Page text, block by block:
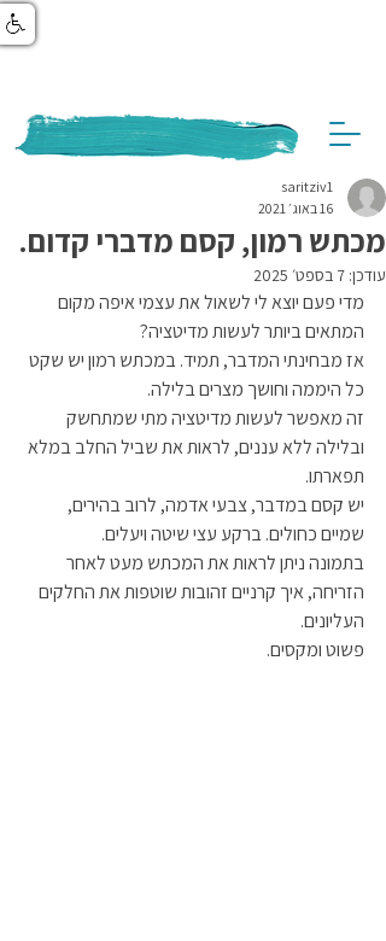
מכתש רמון, קסם מדברי קדום.
saritziv1
16 באוג׳ 2021
עודכן: 7 בספט׳ 2025
מדי פעם יוצא לי לשאול את עצמי איפה מקום
המתאים ביותר לעשות מדיטציה?
אז מבחינתי המדבר, תמיד. במכתש רמון יש שקט
כל היממה וחושך מצרים בלילה.
זה מאפשר לעשות מדיטציה מתי שמתחשק
ובלילה ללא עננים, לראות את שביל החלב במלא
תפארתו.
יש קסם במדבר, צבעי אדמה, לרוב בהירים,
שמיים כחולים. ברקע עצי שיטה ויעלים.
בתמונה ניתן לראות את המכתש מעט לאחר
הזריחה, איך קרניים זהובות שוטפות את החלקים
העליונים.
פשוט ומקסים.